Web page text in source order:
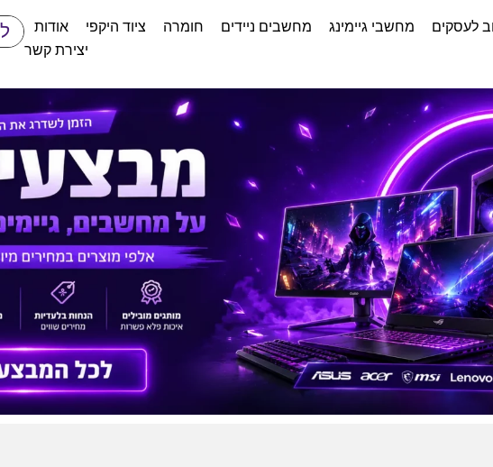
לעסקים מחשבי גיימינג מחשבים ניידים חומרה ציוד היקפי
אודות
יצירת קשר